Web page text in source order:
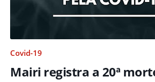
Covid-19
Mairi registra a 20ª